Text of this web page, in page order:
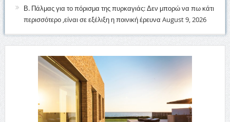
Β. Πάλμας για το πόρισμα της πυρκαγιάς: Δεν μπορώ να πω κάτι
περισσότερο ,είναι σε εξέλιξη η ποινική έρευνα August 9, 2026